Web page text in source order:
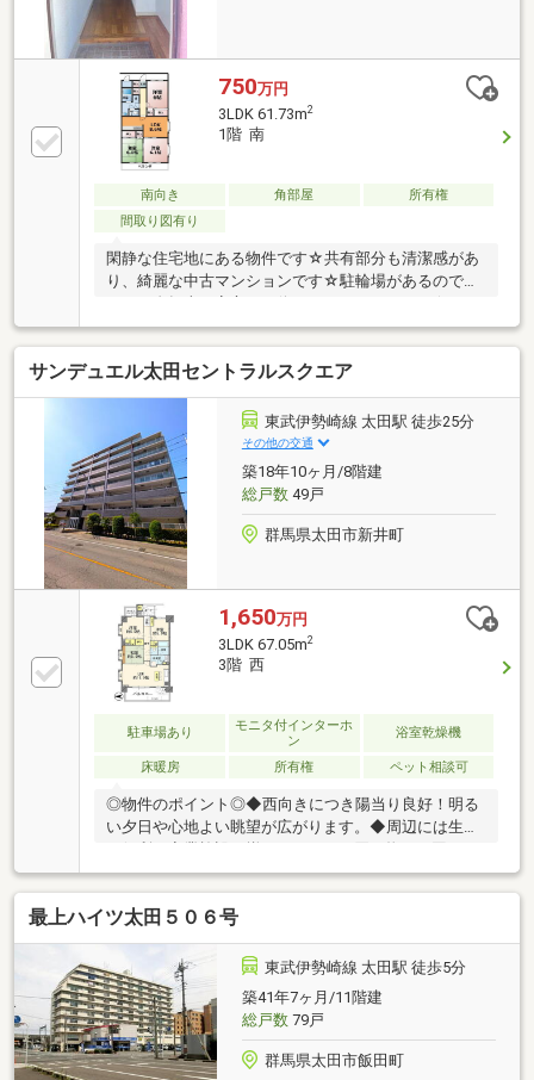
750万円
3LDK 61.73m2
1階 南
南向き 角部屋
所有権
間取り図有り
閑静な住宅地にある物件です☆共有部分も清潔感があ
り、綺麗な中古マンションです☆駐輪場があるのでバ
米のバルコニーが付いた物件です☆魅力が満載の素敵
な3LDK物件の情報をご用意しています☆引っ越したら
すぐに使えるエアコン付きです☆綺麗な洗面台がつい
ています(*^_^*)
サンデュエル太田セントラルスクエア
東武伊勢崎線 太田駅 徒歩25分
その他の交通
築18年10ヶ月/8階建
総戸数49戸
群馬県太田市新井町
1,650万円
3LDK 67.05m2
3階 西
駐車場あり
モニタ付インターホ
ン
浴室乾燥機
床暖房 所有権 ペット相談可
◎物件のポイント◎◆西向きにつき陽当り良好！明る
い夕日や心地よい眺望が広がります。◆周辺には生活
に便利な商業施設が揃い、日々のお買い物にも困りま
せん。◆オートロックやＴＶモニター付インターホン
完備でセキュリティも安心。◆落ち着いた住環境を確
保し、利便性の高さも享受できる立地です。～忙しい
日常の中でも、無理のない心地よい暮らしを実現でき
るお部屋です～※本画像は居住中の物件であり、入居
者様の家具をＣＧで消した画像も含まれており、現況
と異なる可能性があります。☆リフォーム・リノベー
ションも弊社でご提案いたします。また、リフォーム
等も住宅ローンに含めて借り入れ可能ですのでご相談
下さい！
最上ハイツ太田５０６号
東武伊勢崎線 太田駅 徒歩5分
築41年7ヶ月/11階建
総戸数79戸
群馬県太田市飯田町